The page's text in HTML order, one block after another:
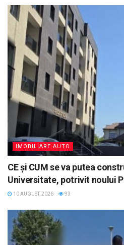
IMOBILIARE AUTO
CE și CUM se va putea
Universitate, potrivit noului
10 AUGUST, 2026 93